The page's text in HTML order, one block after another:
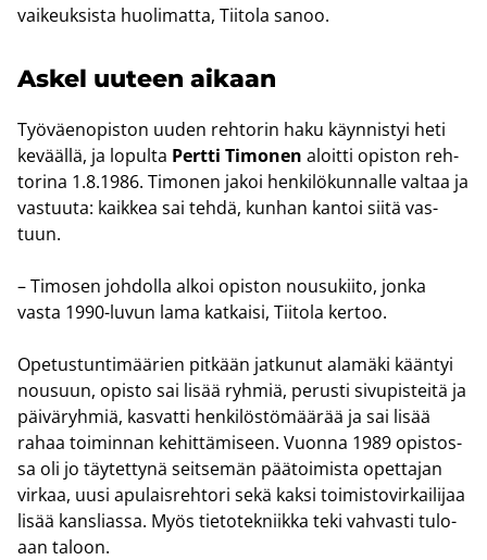
vai­keuk­sis­ta huo­li­mat­ta, Tii­to­la sanoo.
Askel uu­teen ai­kaan
Työ­väen­opis­ton uuden reh­to­rin haku käyn­nis­tyi heti
ke­vääl­lä, ja lo­pul­ta Pert­ti Ti­mo­nen aloit­ti opis­ton reh­
to­ri­na 1.8.1986. Ti­mo­nen jakoi hen­ki­lö­kun­nal­le val­taa ja
vas­tuu­ta: kaik­kea sai tehdä, kun­han kan­toi siitä vas­
tuun.
– Ti­mo­sen joh­dol­la alkoi opis­ton nousu­kii­to, jonka
vasta 1990-​luvun lama kat­kai­si, Tii­to­la ker­too.
Ope­tus­tun­ti­mää­rien pit­kään jat­ku­nut ala­mä­ki kään­tyi
nousuun, opis­to sai lisää ryh­miä, pe­rus­ti si­vu­pis­tei­tä ja
päi­vä­ryh­miä, kas­vat­ti hen­ki­lös­tö­mää­rää ja sai lisää
rahaa toi­min­nan ke­hit­tä­mi­seen. Vuon­na 1989 opis­tos­
sa oli jo täy­tet­ty­nä seit­se­män pää­toi­mis­ta opet­ta­jan
vir­kaa, uusi apu­lais­reh­to­ri sekä kaksi toi­mis­to­vir­kai­li­jaa
lisää kans­lias­sa. Myös tie­to­tek­niik­ka teki vah­vas­ti tu­lo­
aan ta­loon.